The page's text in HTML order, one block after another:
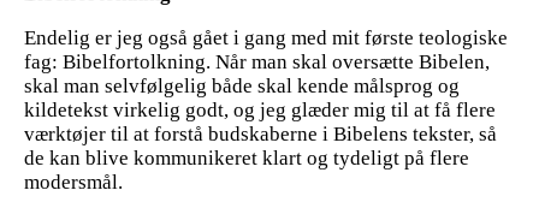
Endelig er jeg også gået i gang med mit første teologiske
fag: Bibelfortolkning. Når man skal oversætte Bibelen,
skal man selvfølgelig både skal kende målsprog og
kildetekst virkelig godt, og jeg glæder mig til at få flere
værktøjer til at forstå budskaberne i Bibelens tekster, så
de kan blive kommunikeret klart og tydeligt på flere
modersmål.